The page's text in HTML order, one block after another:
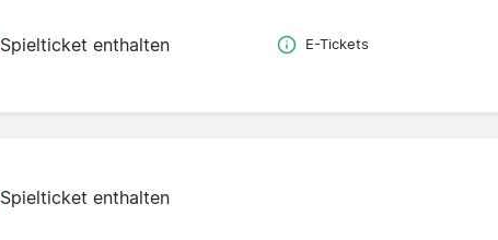
Spielticket enthalten E-Tickets
Spielticket enthalten